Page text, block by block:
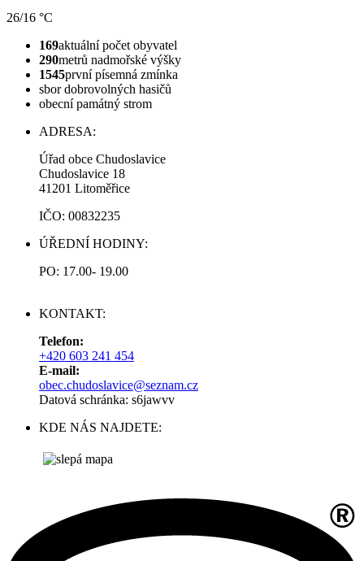
26/16 °C
169aktuální počet obyvatel
290metrů nadmořské výšky
1545první písemná zmínka
sbor dobrovolných hasičů
obecní památný strom
ADRESA:
Úřad obce Chudoslavice
Chudoslavice 18
41201 Litoměřice
IČO: 00832235
ÚŘEDNÍ HODINY:
PO: 17.00- 19.00
KONTAKT:
Telefon:
+420 603 241 454
E-mail:
obec.chudoslavice@seznam.cz
Datová schránka: s6jawvv
KDE NÁS NAJDETE: